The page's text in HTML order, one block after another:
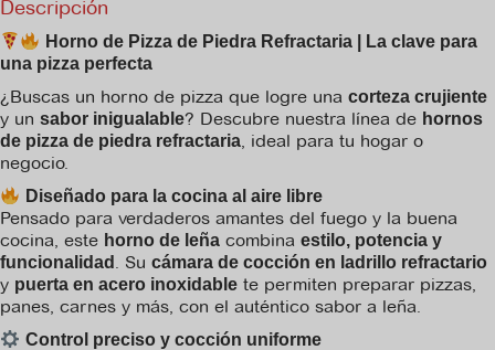
Descripción
Horno de Pizza de Piedra Refractaria | La clave para
una pizza perfecta
¿Buscas un horno de pizza que logre una corteza crujiente
y un sabor inigualable? Descubre nuestra línea de hornos
de pizza de piedra refractaria, ideal para tu hogar o
negocio.
Diseñado para la cocina al aire libre
Pensado para verdaderos amantes del fuego y la buena
cocina, este horno de leña combina estilo, potencia y
funcionalidad . Su cámara de cocción en ladrillo refractario
y puerta en acero inoxidable te permiten preparar pizzas,
panes, carnes y más, con el auténtico sabor a leña.
Control preciso y cocción uniforme